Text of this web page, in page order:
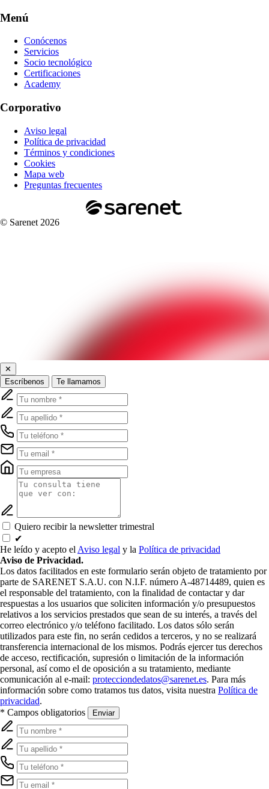
Menú
Conócenos
Servicios
Socio tecnológico
Certificaciones
Academy
Corporativo
Aviso legal
Política de privacidad
Términos y condiciones
Cookies
Mapa web
Preguntas frecuentes
© Sarenet 2026
✕
Escríbenos
Te llamamos
Quiero recibir la newsletter trimestral
✔
He leído y acepto el Aviso legal y la Política de privacidad
Aviso de Privacidad.
Los datos facilitados en este formulario serán objeto de tratamiento por
parte de SARENET S.A.U. con N.I.F. número A-48714489, quien es
el responsable del tratamiento, con la finalidad de contactar y dar
respuestas a los usuarios que soliciten información y/o presupuestos
relativos a los servicios prestados que sean de su interés, a través del
correo electrónico y/o teléfono facilitado. Los datos sólo serán
utilizados para este fin, no serán cedidos a terceros, y no se realizará
transferencia internacional de los mismos. Podrás ejercer tus derechos
de acceso, rectificación, supresión o limitación de la información
personal, así como el de oposición a su tratamiento, mediante
comunicación al e-mail: protecciondedatos@sarenet.es. Para más
información sobre como tratamos tus datos, visita nuestra Política de
privacidad.
* Campos obligatorios
Enviar